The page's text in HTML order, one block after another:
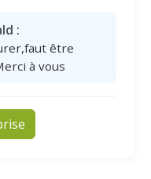
:
être
à vous